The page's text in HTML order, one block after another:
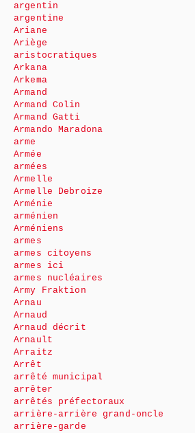
argentin
argentine
Ariane
Ariège
aristocratiques
Arkana
Arkema
Armand
Armand Colin
Armand Gatti
Armando Maradona
arme
Armée
armées
Armelle
Armelle Debroize
Arménie
arménien
Arméniens
armes
armes citoyens
armes ici
armes nucléaires
Army Fraktion
Arnau
Arnaud
Arnaud décrit
Arnault
Arraitz
Arrêt
arrêté municipal
arrêter
arrêtés préfectoraux
arrière-arrière grand-oncle
arrière-garde